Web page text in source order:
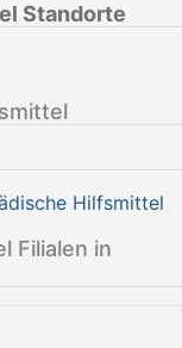
Standorte
Hilfsmittel
Filialen in